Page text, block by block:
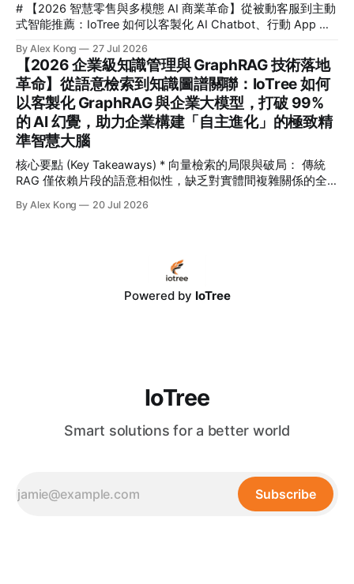
# 【2026 智慧零售與多模態 AI 商業革命】從被動客服到主動
式智能推薦：IoTree 如何以客製化 AI Chatbot、行動 App 與
售品牌解鎖 45% 的高轉化率與 24/7 極致個人化體驗 💡 核心
要點速覽 (Key Takeaways) * 核心痛點： 傳統零售面臨流量紅
利消失、獲客成本 (CAC) 飆升 240% 的困境，被動式客服已
無法滿足消費者對即時、個人化互動的期待。 * 解決方案：
IoTree 推出基於多模態大語言模型 (LLM) 的「對話式商務」與
「智慧零售 AI」解決方案，深度整合客製化 AI Chatbot、原
生行動 App 與企業級 CRM/
By Alex Kong 27 Jul 2026
【2026 企業級知識管理與 GraphRAG 技術落地
革命】從語意檢索到知識圖譜關聯：IoTree 如何
以客製化 GraphRAG 與企業大模型，打破 99%
的 AI 幻覺，助力企業構建「自主進化」的極致精
準智慧大腦
核心要點 (Key Takeaways) * 向量檢索的局限與破局： 傳統
RAG 僅依賴片段的語意相似性，缺乏對實體間複雜關係的全
決了長鏈條跨章節推理與全局性分析的難題。 * 打破 99% 的
大語言模型（LLM）提供了可回溯、可驗證的精準上下文，使
能 RAG 架構與 RPA 流程自動化，GraphRAG 能自動挖掘、串
聯分散在 ERP、CRM 與各類文檔中的隱性知識，建構企業專
By Alex Kong 20 Jul 2026
Powered by IoTree
IoTree
Smart solutions for a better world
Subscribe